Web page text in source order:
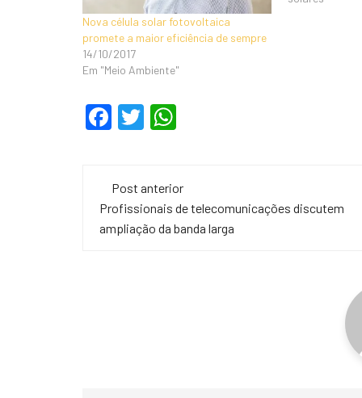
Nova célula solar fotovoltaica
promete a maior eficiência de sempre
14/10/2017
Em "Meio Ambiente"
F
e
b
o
T
er s
A
Navegação
de
Post anterior
Profissionais de telecomunicações discutem
ampliação da banda larga